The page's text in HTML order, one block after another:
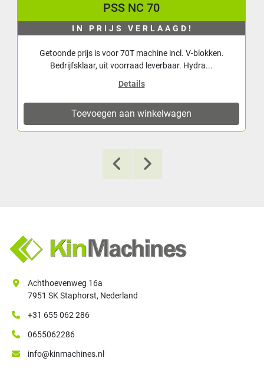
PSS NC 70
IN PRIJS VERLAAGD!
Getoonde prijs is voor 70T machine incl. V-blokken.
Bedrijfsklaar, uit voorraad leverbaar. Hydra...
Details
Toevoegen aan winkelwagen
Achthoevenweg 16a
7951 SK Staphorst, Nederland
+31 655 062 286
0655062286
info@kinmachines.nl